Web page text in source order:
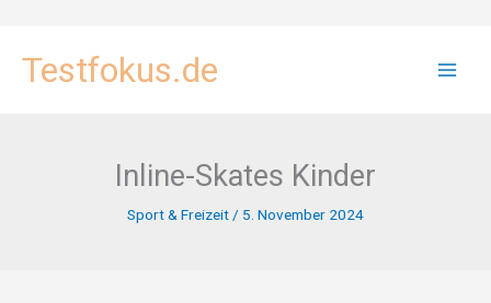
InhaltTestfokus.de
Inline-Skates Kinder
Sport & Freizeit / 5. November 2024